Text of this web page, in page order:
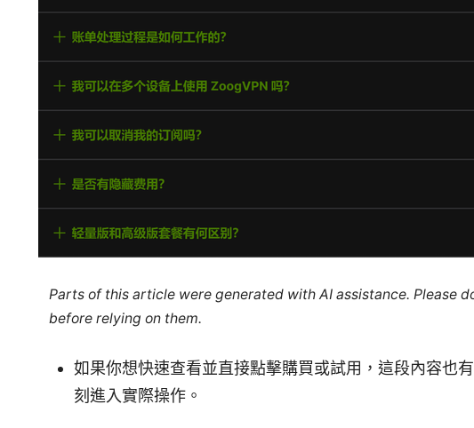
Parts of this article were generated with AI assistance. Please
before relying on them.
如果你想快速查看並直接點擊購買或試用，這段內容也
刻進入實際操作。